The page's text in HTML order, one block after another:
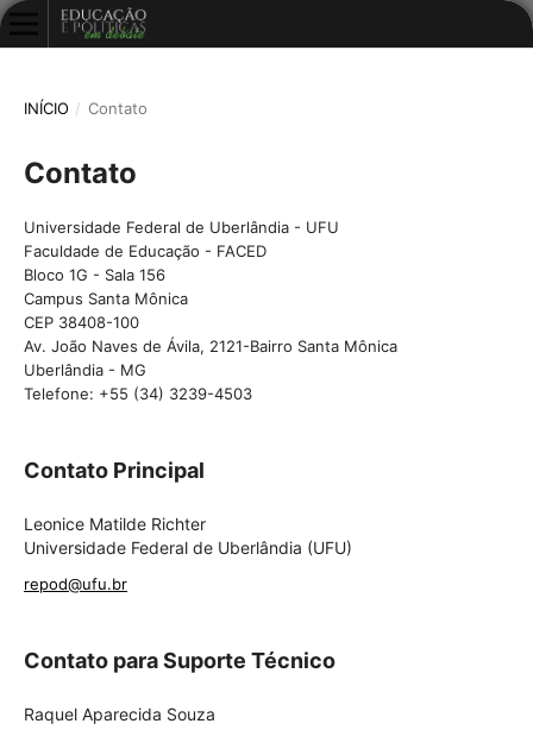
INÍCIO / Contato
Contato
Universidade Federal de Uberlândia - UFU
Faculdade de Educação - FACED
Bloco 1G - Sala 156
Campus Santa Mônica
CEP 38408-100
Av. João Naves de Ávila, 2121-Bairro Santa Mônica
Uberlândia - MG
Telefone: +55 (34) 3239-4503
Contato Principal
Leonice Matilde Richter
Universidade Federal de Uberlândia (UFU)
repod@ufu.br
Contato para Suporte Técnico
Raquel Aparecida Souza